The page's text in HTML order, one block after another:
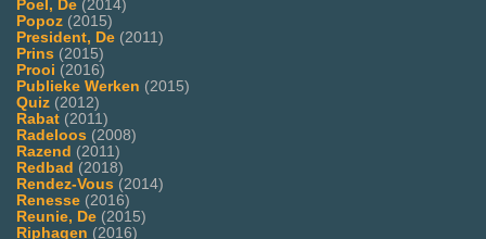
Poel, De (2014)
Popoz (2015)
President, De (2011)
Prins (2015)
Prooi (2016)
Publieke Werken (2015)
Quiz (2012)
Rabat (2011)
Radeloos (2008)
Razend (2011)
Redbad (2018)
Rendez-Vous (2014)
Renesse (2016)
Reunie, De (2015)
Riphagen (2016)